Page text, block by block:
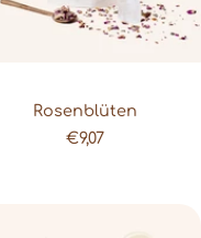
Rosenblüten
Angebot
€9,07